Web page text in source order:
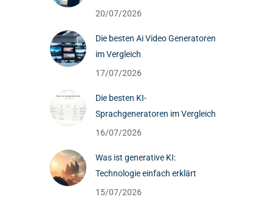
20/07/2026
Die besten Ai Video Generatoren
im Vergleich
17/07/2026
Die besten KI-
Sprachgeneratoren im Vergleich
16/07/2026
Was ist generative KI:
Technologie einfach erklärt
15/07/2026